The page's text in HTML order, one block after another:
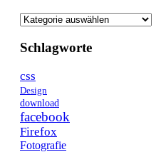
Schlagworte
css
Design
download
facebook
Firefox
Fotografie